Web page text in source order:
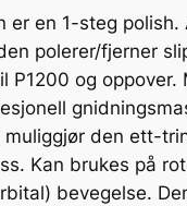
5
,
2
0
k
r
er en 1-steg polish.
polerer/fjerner
P1200 og oppover.
muliggjør den ett-
Kan brukes på
bevegelse.